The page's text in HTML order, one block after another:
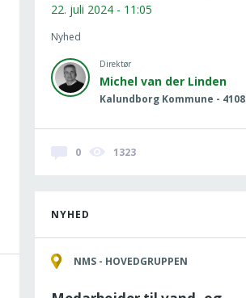
22. juli 2024 - 11:05
Nyhed
Direktør
Michel van der Linden
Kalundborg Kommune - 4108
0 1323
NYHED
NMS - HOVEDGRUPPEN